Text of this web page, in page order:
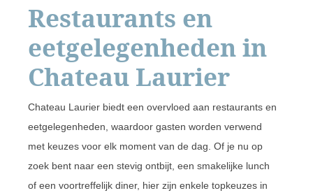
Restaurants en
eetgelegenheden in
Chateau Laurier
Chateau Laurier biedt een overvloed aan restaurants en
eetgelegenheden, waardoor gasten worden verwend
met keuzes voor elk moment van de dag. Of je nu op
zoek bent naar een stevig ontbijt, een smakelijke lunch
of een voortreffelijk diner, hier zijn enkele topkeuzes in